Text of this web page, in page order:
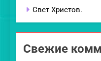
Свет Христов.
Свежие